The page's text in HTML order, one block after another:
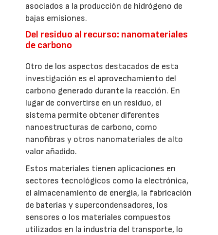
asociados a la producción de hidrógeno de
bajas emisiones.
Del residuo al recurso: nanomateriales
de carbono
Otro de los aspectos destacados de esta
investigación es el aprovechamiento del
carbono generado durante la reacción. En
lugar de convertirse en un residuo, el
sistema permite obtener diferentes
nanoestructuras de carbono, como
nanofibras y otros nanomateriales de alto
valor añadido.
Estos materiales tienen aplicaciones en
sectores tecnológicos como la electrónica,
el almacenamiento de energía, la fabricación
de baterías y supercondensadores, los
sensores o los materiales compuestos
utilizados en la industria del transporte, lo